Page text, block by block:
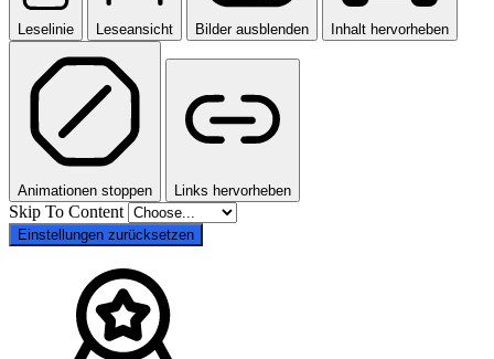
Leselinie Leseansicht Bilder ausblenden Inhalt hervorheben
Animationen stoppen Links hervorheben
Skip To Content
Einstellungen zurücksetzen